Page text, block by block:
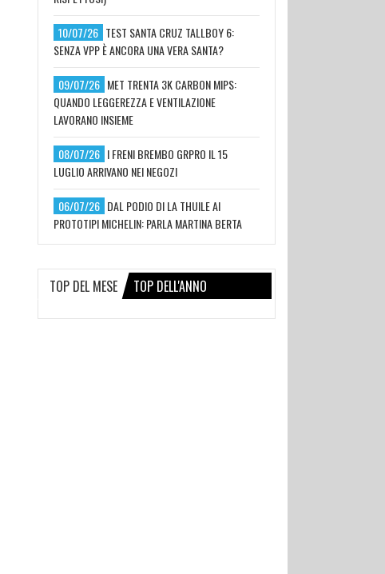
10/07/26 TEST SANTA CRUZ TALLBOY 6:
SENZA VPP È ANCORA UNA VERA SANTA?
09/07/26 MET TRENTA 3K CARBON MIPS:
QUANDO LEGGEREZZA E VENTILAZIONE
LAVORANO INSIEME
08/07/26 I FRENI BREMBO GRPRO IL 15
LUGLIO ARRIVANO NEI NEGOZI
06/07/26 DAL PODIO DI LA THUILE AI
PROTOTIPI MICHELIN: PARLA MARTINA BERTA
TOP DEL MESE TOP DELL'ANNO